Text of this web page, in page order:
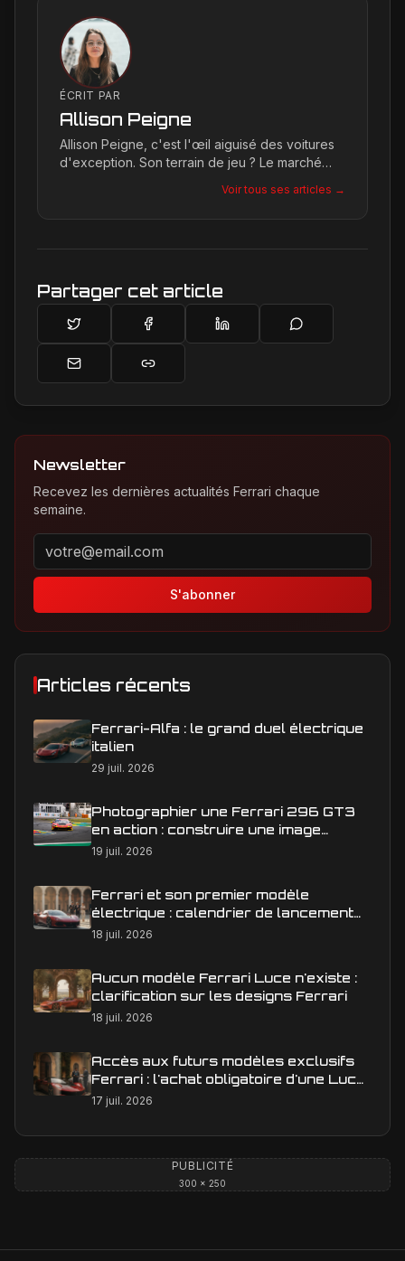
ÉCRIT PAR
Allison Peigne
Allison Peigne, c'est l'œil aiguisé des voitures
d'exception. Son terrain de jeu ? Le marché
une passion contagieuse les dernières
créations, notamment chez Ferrari, sa marque
Voir tous ses articles →
Partager cet article
Newsletter
Recevez les dernières actualités Ferrari chaque
semaine.
Adresse email pour la newsletter
S'abonner
Articles récents
Ferrari-Alfa : le grand duel électrique
italien
29 juil. 2026
Photographier une Ferrari 296 GT3
en action : construire une image
éditoriale qui raconte la course
19 juil. 2026
Ferrari et son premier modèle
électrique : calendrier de lancement
en Europe
18 juil. 2026
Aucun modèle Ferrari Luce n'existe :
clarification sur les designs Ferrari
18 juil. 2026
Accès aux futurs modèles exclusifs
Ferrari : l'achat obligatoire d'une Luce
est-il une réalité ?
17 juil. 2026
PUBLICITÉ
300 × 250